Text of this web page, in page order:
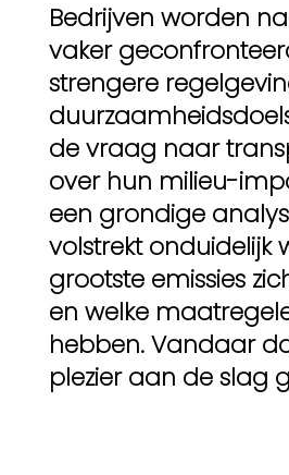
Bedrijven worden
vaker
strengere
de vraag naar
over hun milieu-
een grondige
volstrekt onduidelijk
grootste emissies
en welke
hebben. Vandaar
plezier aan de slag